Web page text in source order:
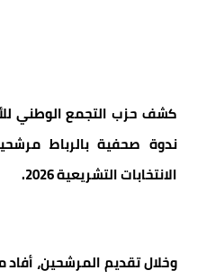
كشف حزب التجمع الوطني
ندوة صحفية بالرباط
الانتخابات التشريعية 2026.
وخلال تقديم المرشحين،